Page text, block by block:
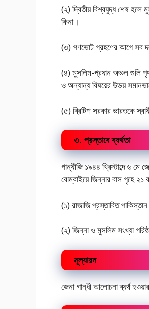
(২) দ্বিতীয় বিশ্বযুদ্ধ শেষ হলে
কিনা।
(৩) গণভোট গ্রহণের আগে সব
(৪) মুসলিম-প্রধান অঞ্চল গুলি
ও অন্যান্য বিষয়ের উভয়
(৫) ব্রিটিশ সরকার ভারতকে
৩. প্রস্তাবে ব্যর্থতা
গান্ধীজি ১৯৪৪ খ্রিস্টাব্দে ৬
বোম্বাইয়ে জিন্নার বাস গৃহে
(১) রাজাজি প্রস্তাবিত
(২) জিন্না ও মুসলিম সংখ্যা
মূল্যায়ন
জেনা গান্ধী আলোচনা ব্যর্থ